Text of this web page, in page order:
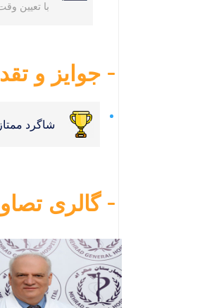
با تعیین
جوایز و
شاگرد
گالری